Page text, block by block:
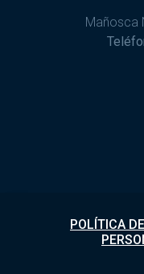
Mañosca
POLÍTICA